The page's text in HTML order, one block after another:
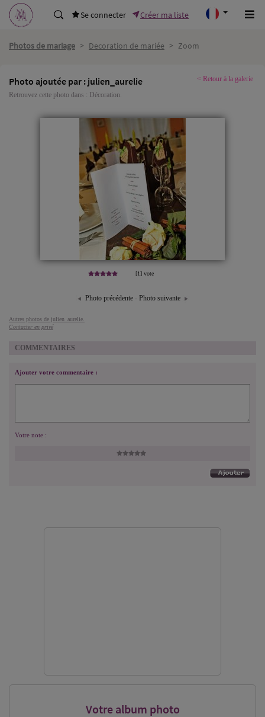
Se connecter Créer ma liste
Photos de mariage > Decoration de mariée > Zoom
Photo ajoutée par : julien_aurelie
< Retour à la galerie
Retrouvez cette photo dans : Décoration.
[1] vote
Photo précédente- Photo suivante
Autres photos de julien_aurelie.
Contacter en privé
COMMENTAIRES
Ajouter votre commentaire :
Votre note :
Votre album photo